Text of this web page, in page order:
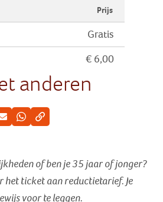
Prijs
Gratis
€ 6,00
anderen
E-mailWhatsappKopieer link
of ben je 35 jaar of jonger?
het ticket aan reductietarief. Je
voor te leggen.